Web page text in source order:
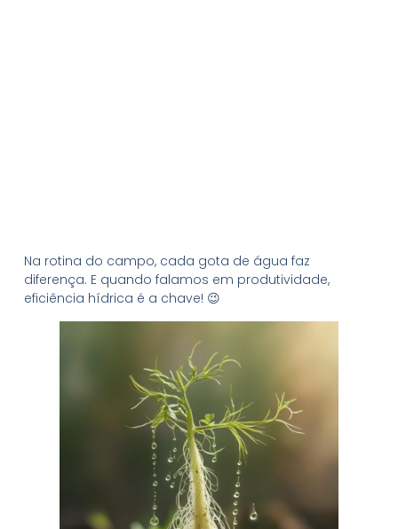
Na rotina do campo, cada gota de água faz
diferença. E quando falamos em produtividade,
eficiência hídrica é a chave! 😉